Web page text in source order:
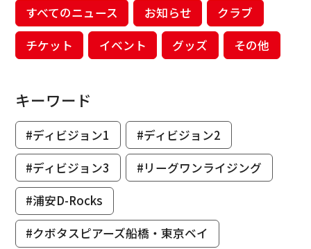
すべてのニュース お知らせ
クラブ
チケット
イベント グッズ その他
キーワード
#ディビジョン1
#ディビジョン2
#ディビジョン3
#リーグワンライジング
#浦安D-Rocks
#クボタスピアーズ船橋・東京ベイ